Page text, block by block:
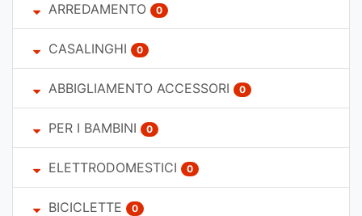
ARREDAMENTO 0
CASALINGHI 0
ABBIGLIAMENTO ACCESSORI 0
PER I BAMBINI 0
ELETTRODOMESTICI 0
BICICLETTE 0